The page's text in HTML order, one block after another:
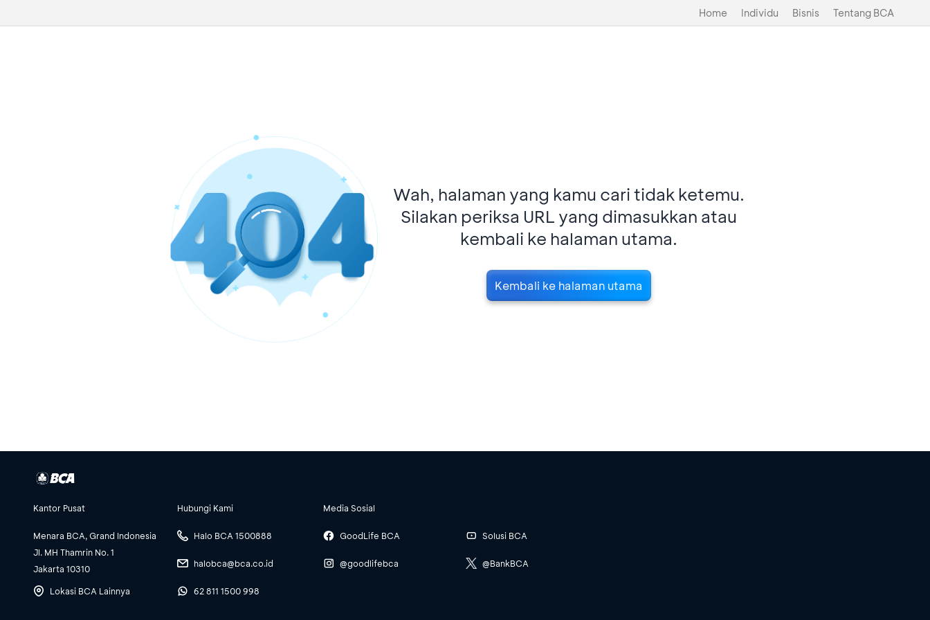
Home Individu Bisnis Tentang BCA
Wah, halaman yang kamu cari tidak ketemu.
Silakan periksa URL yang dimasukkan atau
kembali ke halaman utama.
Kembali ke halaman utama
Kantor Pusat
Menara BCA, Grand Indonesia
Jl. MH Thamrin No. 1
Jakarta 10310
Lokasi BCA Lainnya
Hubungi Kami
Halo BCA 1500888
halobca@bca.co.id
62 811 1500 998
Media Sosial
GoodLife BCA
@goodlifebca
Solusi BCA
@BankBCA